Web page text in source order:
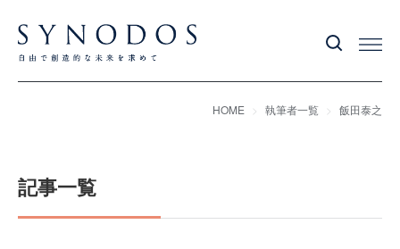
HOME 執筆者一覧 飯田泰之
記事一覧